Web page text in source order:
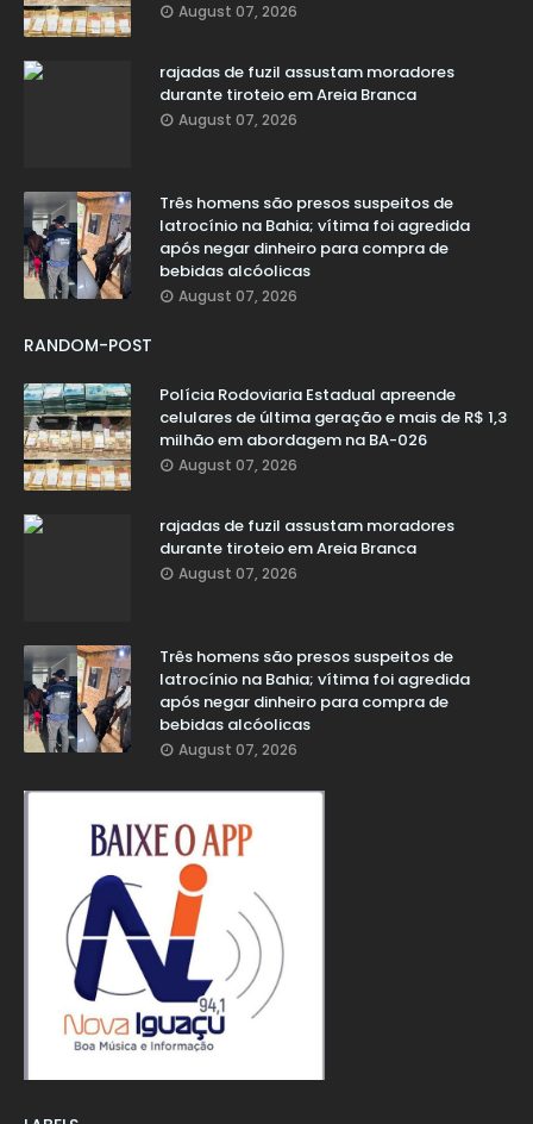
August 07, 2026
rajadas de fuzil assustam moradores
durante tiroteio em Areia Branca
August 07, 2026
Três homens são presos suspeitos de
latrocínio na Bahia; vítima foi agredida
após negar dinheiro para compra de
bebidas alcóolicas
August 07, 2026
RANDOM-POST
Polícia Rodoviaria Estadual apreende
celulares de última geração e mais de R$ 1,3
milhão em abordagem na BA-026
August 07, 2026
rajadas de fuzil assustam moradores
durante tiroteio em Areia Branca
August 07, 2026
Três homens são presos suspeitos de
latrocínio na Bahia; vítima foi agredida
após negar dinheiro para compra de
bebidas alcóolicas
August 07, 2026